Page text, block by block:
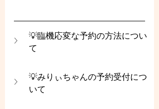
💡臨機応変な予約の方法につい
て
💡みりぃちゃんの予約受付につ
いて